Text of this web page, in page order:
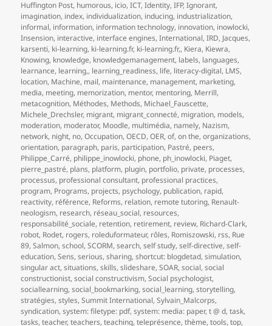
Huffington Post, humorous, icio,ICT,Identity,IFP,Ignorant,
imagination, index, individualization, inducing, industrialization,
informal, information, information technology, innovation, inowlocki,
Insension, interactive, interface engines,International,IRD, Jacques,
karsenti, ki-learning, ki-learning.fr, ki-learning.fr,, Kiera, Kiewra,
Knowing, knowledge, knowledgemanagement, labels, languages,
learnance, learning,, learning_readiness, life, literacy-digital, LMS,
location, Machine, mail, maintenance, management, marketing,
media, meeting, memorization, mentor, mentoring, Merrill,
metacognition, Méthodes, Methods, Michael_Fauscette,
Michele_Drechsler, migrant, migrant_connecté, migration, models,
moderation, moderator, Moodle, multimédia, namely, Nazism,
network, night, no,Occupation,OECD,OER,of,on the,organizations,
orientation, paragraph, paris, participation, Pastré, peers,
Philippe_Carré, philippe_inowlocki, phone, ph_inowlocki, Piaget,
pierre_pastré, plans, platform, plugin, portfolio, private, processes,
processus, professional consultant, professional practices,
program, Programs, projects, psychology, publication, rapid,
reactivity, référence, Reforms, relation, remote tutoring, Renault-
neologism, research, réseau_social, resources,
responsabilité_sociale, retention, retirement, review, Richard-Clark,
robot, Rodet, rogers, roleduformateur, rôles, Romiszowski, rss, Rue
89,Salmon,school,SCORM,search,self study,self-directive,self-
education,Sens,serious,sharing,shortcut: blogdetad,simulation,
singular act,situations,skills,slideshare,SOAR,social,social
constructionist,social constructivism,Social psychologist,
sociallearning,social_bookmarking,social_learning,storytelling,
stratégies,styles,Summit International,Sylvain_Malcorps,
syndication,system: filetype: pdf,system: media: paper,t @ d,task,
tasks,teacher,teachers,teaching,teleprésence,thème,tools,top,